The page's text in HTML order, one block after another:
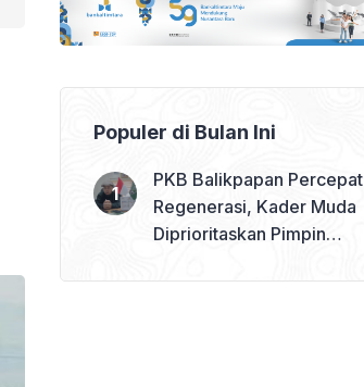
Populer di Bulan Ini
PKB Balikpapan Percepat
Regenerasi, Kader Muda
Diprioritaskan Pimpin